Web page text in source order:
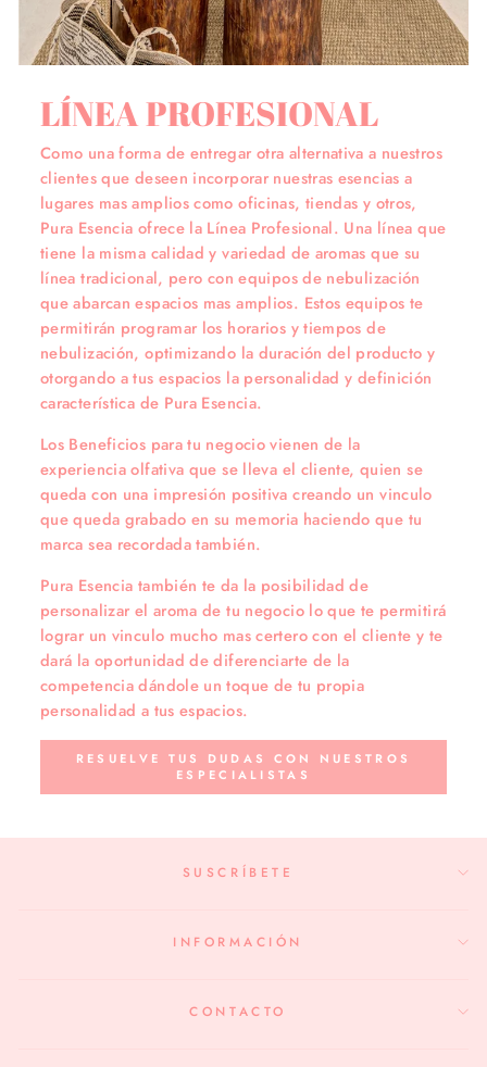
LÍNEA PROFESIONAL
Como una forma de entregar otra alternativa a nuestros
clientes que deseen incorporar nuestras esencias a
lugares mas amplios como oficinas, tiendas y otros,
Pura Esencia ofrece la Línea Profesional. Una línea que
tiene la misma calidad y variedad de aromas que su
línea tradicional, pero con equipos de nebulización
que abarcan espacios mas amplios. Estos equipos te
permitirán programar los horarios y tiempos de
nebulización, optimizando la duración del producto y
otorgando a tus espacios la personalidad y definición
característica de Pura Esencia.
Los Beneficios para tu negocio vienen de la
experiencia olfativa que se lleva el cliente, quien se
queda con una impresión positiva creando un vinculo
que queda grabado en su memoria haciendo que tu
marca sea recordada también.
Pura Esencia también te da la posibilidad de
personalizar el aroma de tu negocio lo que te permitirá
lograr un vinculo mucho mas certero con el cliente y te
dará la oportunidad de diferenciarte de la
competencia dándole un toque de tu propia
personalidad a tus espacios.
RESUELVE TUS DUDAS CON NUESTROS
ESPECIALISTAS
SUSCRÍBETE
INFORMACIÓN
CONTACTO